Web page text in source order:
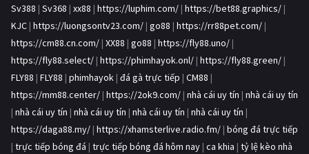
Sv388 | Sv368 | xx88 | https://luphim.com/ | https://bet88.graphics/ |
KJC | https://luongsontv23.com/ | go88 | https://rr88pet.com/ |
https://cm88.cn.com/ | XX88 | go88 | https://fly88.uno/ |
https://fly88.select/ | https://phimhayok.onl/ | https://fly88.green/ |
FLY88 | FLY88 | phimhayok | đá gà trực tiếp | CM88 |
https://mm88.center/ | https://2ok9.com/ | nhà cái uy tín | nhà cái uy tín
| nhà cái uy tín | nhà cái uy tín | nhà cái uy tín | nhà cái uy tín |
https://daga88.my/ | https://xhamsterlive.radio.fm/ | bóng đá trực tiếp
| trực tiếp bóng đá | trực tiếp bóng đá hôm nay | ca khia | tỷ lệ kèo nhà